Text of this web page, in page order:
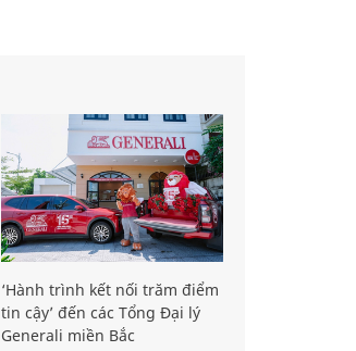
‘Hành trình kết nối trăm điểm
tin cậy’ đến các Tổng Đại lý
Generali miền Bắc